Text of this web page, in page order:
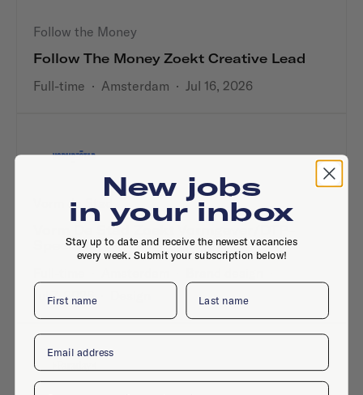
Follow the Money
Follow The Money Zoekt Creative Lead
Full-time · Amsterdam · Jul 16, 2026
Vorm de Stad
Vorm De Stad Zoekt Vormgever/DTP-
Specialist
Jul 7, 2026·
New jobs
in your inbox
Stay up to date and receive the newest vacancies
every week. Submit your subscription below!
First name Last name
Email
Company